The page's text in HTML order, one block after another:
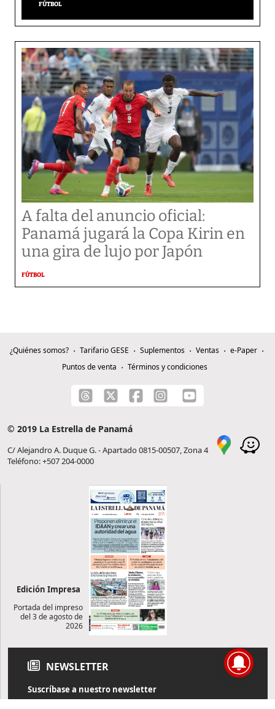
FÚTBOL
A falta del anuncio oficial:
Panamá jugará la Copa Kirin en
una gira de lujo por Japón
FÚTBOL
¿Quiénes somos? Tarifario GESE Suplementos Ventas
e-Paper
Puntos de venta
Términos y condiciones
© 2019 La Estrella de Panamá
C/ Alejandro A. Duque G. - Apartado 0815-00507, Zona 4
Teléfono: +507 204-0000
Edición Impresa
Portada del impreso
del 3 de agosto de
2026
NEWSLETTER
Suscríbase a nuestro newsletter
Reciba diariamente información de actualidad directamente en